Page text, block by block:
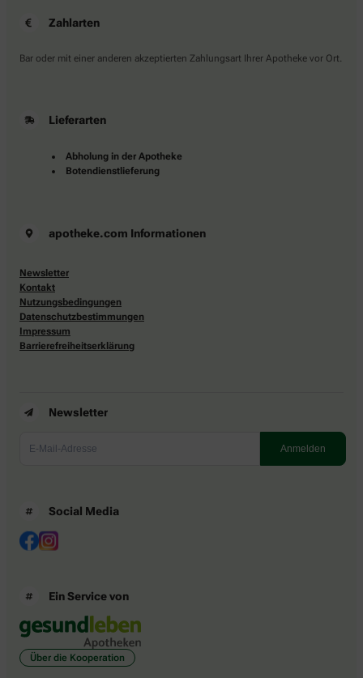
Zahlarten
Bar oder mit einer anderen akzeptierten Zahlungsart Ihrer Apotheke vor Ort.
Lieferarten
Abholung in der Apotheke
Botendienstlieferung
apotheke.com Informationen
Newsletter
Kontakt
Nutzungsbedingungen
Datenschutzbestimmungen
Impressum
Barrierefreiheitserklärung
Newsletter
Social Media
Ein Service von
Über die Kooperation